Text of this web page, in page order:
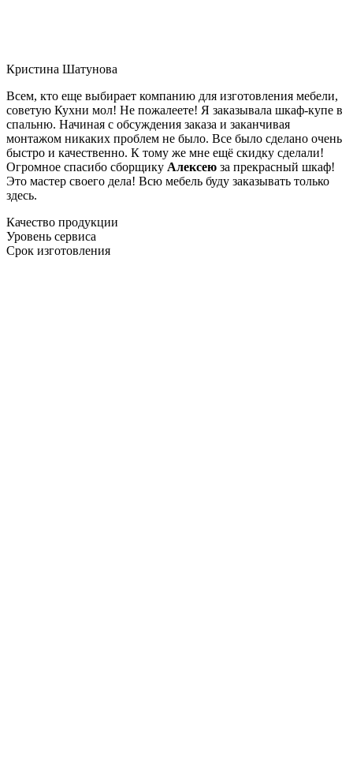
Кристина Шатунова
Всем, кто еще выбирает компанию для изготовления мебели,
советую Кухни мол! Не пожалеете! Я заказывала шкаф-купе в
спальню. Начиная с обсуждения заказа и заканчивая
монтажом никаких проблем не было. Все было сделано очень
быстро и качественно. К тому же мне ещё скидку сделали!
Огромное спасибо сборщику Алексею за прекрасный шкаф!
Это мастер своего дела! Всю мебель буду заказывать только
здесь.
Качество продукции
Уровень сервиса
Срок изготовления